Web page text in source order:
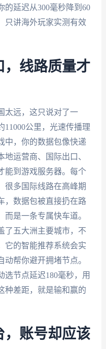
的延迟从300毫秒降到60
只讲海外玩家实测有效
，线路质量才
太远，这只说对了一
11000公里，光速传播理
中，你的数据包像快递
运营商、国际出口、
能到游戏服务器。每个
很多国际线路在高峰期
，数据包被直接扔在路
是一条专属快车道。
了五大洲主要城市，不
它的智能推荐系统会实
帮你避开拥堵节点。
选节点延迟180毫秒，用
种差距，就是输和赢的
，账号却应该